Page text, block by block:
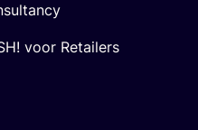
voor Retailers